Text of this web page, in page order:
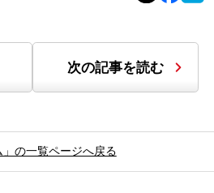
次の記事を読む
」の一覧ページへ戻る